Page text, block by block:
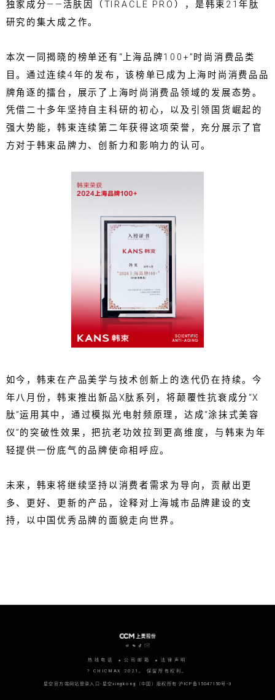
独家成分——活肤因（TIRACLE PRO），是韩束21年肽
研究的集大成之作。
本次一同揭晓的榜单还有“上海品牌100+”时尚消费品类
目。通过连续4年的发布，该榜单已成为上海时尚消费品品
牌角逐的擂台，展示了上海时尚消费品领域的发展态势。
凭借二十多年坚持自主科研的初心，以及引领国货崛起的
强大势能，韩束连续第二年获得这项荣誉，充分展示了官
方对于韩束品牌力、创新力和影响力的认可。
如今，韩束在产品美学与技术创新上的迭代仍在持续。今
年八月份，韩束推出新品X肽系列，将颠覆性抗衰成分“X
肽”运用其中，通过模拟光电射频原理，达成“涂抹式美容
仪”的突破性效果，把抗老功效拉到更高维度，与韩束为年
轻提供一份底气的品牌使命相呼应。
未来，韩束将继续坚持以消费者需求为导向，贡献出更
多、更好、更新的产品，诠释对上海城市品牌建设的支
持，以中国优秀品牌的面貌走向世界。
热线电话 公司邮箱 法律声明
? CHICMAX 2021。 保留所有权利。
星空官方端网站登录入口-星空xingkong（中国）版权所有 沪ICP备15047150号-3